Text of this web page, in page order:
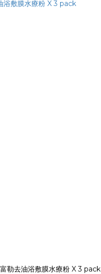
勒去油浴敷膜水療粉 X 3 pack